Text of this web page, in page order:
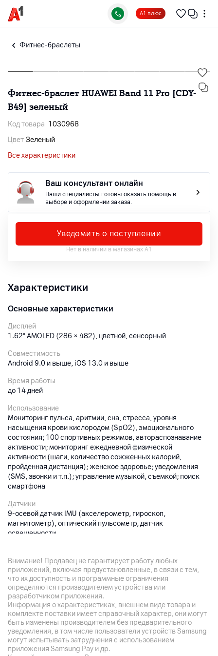
А1 плюс
Фитнес-браслеты
Фитнес-браслет HUAWEI Band 11 Pro [CDY-
B49] зеленый
Код товара 1030968
Цвет Зеленый
Все характеристики
Ваш консультант онлайн
Наши специалисты готовы оказать помощь в
выборе и оформлении заказа.
Уведомить о поступлении
Нет в наличии в магазинах А1
Характеристики
Основные характеристики
Дисплей
1.62" AMOLED (286 × 482), цветной, сенсорный
Совместимость
Android 9.0 и выше, iOS 13.0 и выше
Время работы
до 14 дней
Использование
Мониторинг пульса, аритмии, сна, стресса, уровня
насыщения крови кислородом (SpO2), эмоционального
состояния; 100 спортивных режимов, автораспознавание
активности; мониторинг ежедневной физической
активности (шаги, количество сожженных калорий,
пройденная дистанция); женское здоровье; уведомления
(SMS, звонки и т.п.); управление музыкой, съемкой; поиск
смартфона
Датчики
9-осевой датчик IMU (акселерометр, гироскоп,
магнитометр), оптический пульсометр, датчик
освещенности
Материал корпуса: корпус из алюминиевого сплава,
ремешок: фторэластомер; магнитная зарядная панель
Дополнительно
Bluetooth 6.0, геолокация GNSS; водонепроницаемость 5ATM
Корпус
Цвет
Зеленый
Внимание! Продавец не гарантирует работу любых
приложений, включая предустановленные, в связи с тем,
что их доступность и программные ограничения
определяются производителем устройства или
разработчиком приложения.
Информация о характеристиках, внешнем виде товара и
комплекте поставки имеет справочный характер, они могут
быть изменены производителем без предварительного
уведомления, в том числе пользователи устройств Samsung
могут испытывать затруднения с использованием
приложения Samsung Pay и др.